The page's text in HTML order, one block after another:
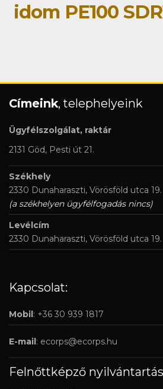
idom PE100
Címeink, telephelyeink
Ügyfélszolgálat, raktár
2131 Göd, Pesti út 21.
Székhely
2330 Dunaharaszti, Vörösföld utca 19.
(a székhelyen ügyfélfogadás nincs)
Levélcím
2330 Dunaharaszti, Vörösföld utca 19.
Kapcsolat:
Mobil: +36 30 939 1817
E-mail: ecorps@ecorps.hu
Felnőttképző